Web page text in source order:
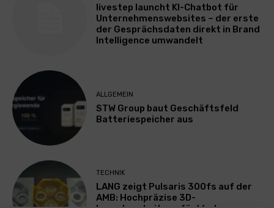
livestep launcht KI-Chatbot für
Unternehmenswebsites – der erste
der Gesprächsdaten direkt in Brand
Intelligence umwandelt
ALLGEMEIN
STW Group baut Geschäftsfeld
Batteriespeicher aus
TECHNIK
LANG zeigt Pulsaris 300fs auf der
AMB: Hochpräzise 3D-